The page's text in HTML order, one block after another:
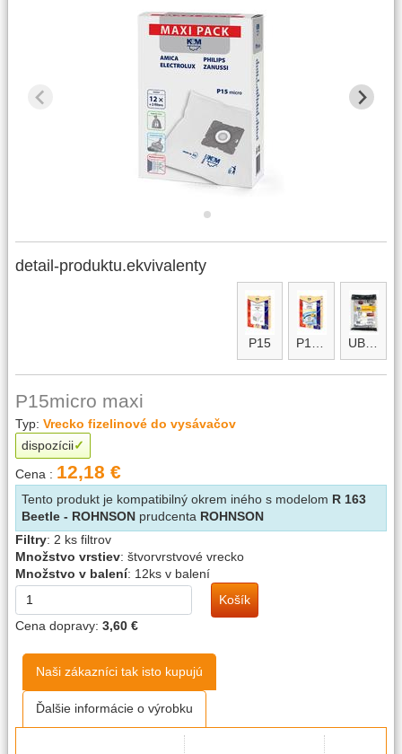
detail-produktu.ekvivalenty
P15 P15micro UBF micro
P15micro maxi
Typ: Vrecko fizelinové do vysávačov
dispozícii
Cena : 12,18 €
Tento produkt je kompatibilný okrem iného s modelom R 163
Beetle - ROHNSON prudcenta ROHNSON
Filtry: 2 ks filtrov
Množstvo vrstiev: štvorvrstvové vrecko
Množstvo v balení: 12ks v balení
Košík
Cena dopravy: 3,60 €
Naši zákazníci tak isto kupujú
Ďalšie informácie o výrobku